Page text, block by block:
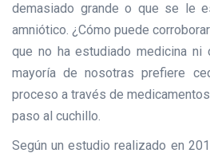
demasiado grande o que se le
amniótico. ¿Cómo puede
que no ha estudiado medicina ni
mayoría de nosotras prefiere
proceso a través de
paso al cuchillo.
Según un estudio realizado en